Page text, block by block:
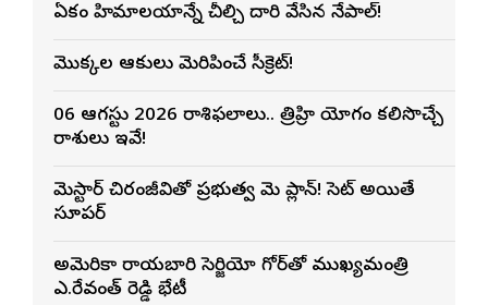
ఏకంగా హిమాలయాన్నే చీల్చి దారి వేసిన నేపాల్!
మొక్కల ఆకులు మెరిపించే సీక్రెట్!
06 ఆగస్టు 2026 రాశిఫలాలు.. త్రిగ్రాహి యోగం కలిసొచ్చే
రాశులు ఇవే!
మెగాస్టార్ చిరంజీవితో ప్రభుత్వ మెగా ప్లాన్! సెట్ అయితే
సూపర్
అమెరికా రాయబారి సెర్జియో గోర్‌తో ముఖ్యమంత్రి
ఎ.రేవంత్ రెడ్డి భేటీ